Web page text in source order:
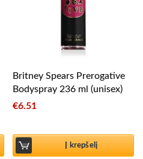
Britney Spears Prerogative
Bodyspray 236 ml (unisex)
€6.51
Į krepšelį